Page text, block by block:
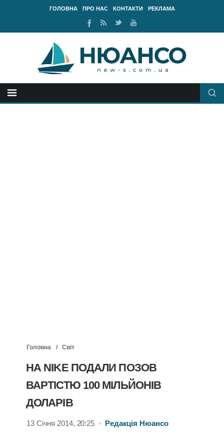
ГОЛОВНА ПРО НАС КОНТАКТИ РЕКЛАМА
Ми
у
RSS
стрічка
Ми
Наш
канал
Головна Світ
НА NIKE ПОДАЛИ ПОЗОВ
ВАРТІСТЮ 100 МІЛЬЙОНІВ
ДОЛАРІВ
13 Січня 2014, 20:25 • Редакція Нюансо